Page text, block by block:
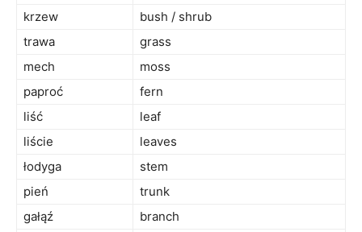
krzew
bush / shrub
trawa
grass
mech
moss
paproć
fern
liść
leaf
liście
leaves
łodyga
stem
pień
trunk
gałąź
branch